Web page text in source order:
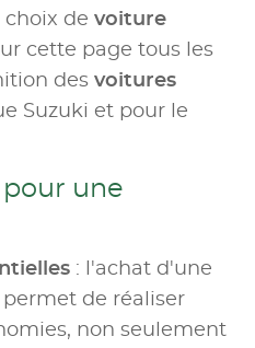
choix de voiture
cette page tous les
des voitures
Suzuki et pour le
une
: l'achat d'une
permet de réaliser
non seulement